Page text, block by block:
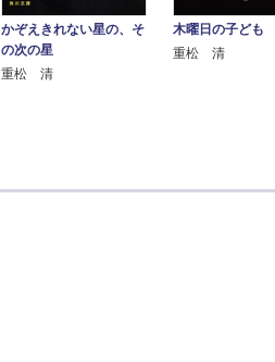
かぞえきれない星の、そ
の次の星
重松 清
木曜日の子ども
重松 清